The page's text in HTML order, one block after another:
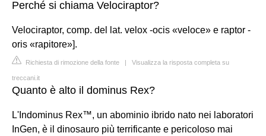
Perché si chiama Velociraptor?
Velociraptor, comp. del lat. velox -ocis «veloce» e raptor -
oris «rapitore»].
Richiesta di rimozione della fonte | Visualizza la risposta completa su
treccani.it
Quanto è alto il dominus Rex?
L'Indominus Rex™, un abominio ibrido nato nei laboratori
InGen, è il dinosauro più terrificante e pericoloso mai